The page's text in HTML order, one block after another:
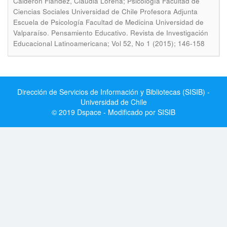
Ciencias Sociales Universidad de Chile Profesora Adjunta
Escuela de Psicología Facultad de Medicina Universidad de
Valparaíso. Pensamiento Educativo. Revista de Investigación
Educacional Latinoamericana; Vol 52, No 1 (2015); 146-158
Dirección de Servicios de Información y Bibliotecas (SISIB) -
Universidad de Chile
© 2019 Dspace - Modificado por SISIB